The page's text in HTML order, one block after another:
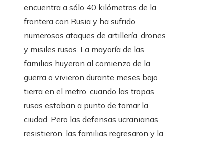
encuentra a sólo 40 kilómetros de la
frontera con Rusia y ha sufrido
numerosos ataques de artillería, drones
y misiles rusos. La mayoría de las
familias huyeron al comienzo de la
guerra o vivieron durante meses bajo
tierra en el metro, cuando las tropas
rusas estaban a punto de tomar la
ciudad. Pero las defensas ucranianas
resistieron, las familias regresaron y la